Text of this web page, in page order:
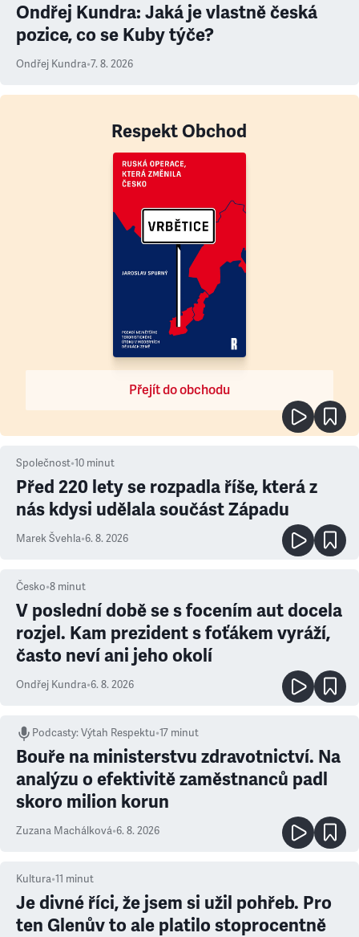
Ondřej Kundra: Jaká je vlastně česká
pozice, co se Kuby týče?
Ondřej Kundra•7. 8. 2026
Respekt Obchod
Přejít do obchodu
Společnost•10 minut
Před 220 lety se rozpadla říše, která z
nás kdysi udělala součást Západu
Marek Švehla•6. 8. 2026
Česko•8 minut
V poslední době se s focením aut docela
rozjel. Kam prezident s foťákem vyráží,
často neví ani jeho okolí
Ondřej Kundra•6. 8. 2026
Podcasty:Výtah Respektu•17 minut
Bouře na ministerstvu zdravotnictví. Na
analýzu o efektivitě zaměstnanců padl
skoro milion korun
Zuzana Machálková•6. 8. 2026
Kultura•11 minut
Je divné říci, že jsem si užil pohřeb. Pro
ten Glenův to ale platilo stoprocentně